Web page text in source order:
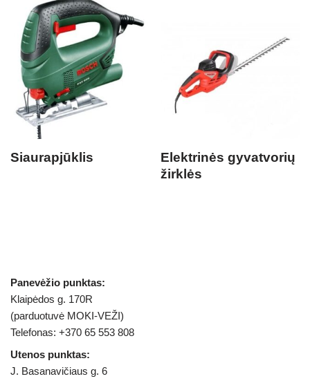
Siaurapjūklis
Elektrinės gyvatvorių
žirklės
Panevėžio punktas:
Klaipėdos g. 170R
(parduotuvė MOKI-VEŽI)
Telefonas: +370 65 553 808
Utenos punktas:
J. Basanavičiaus g. 6